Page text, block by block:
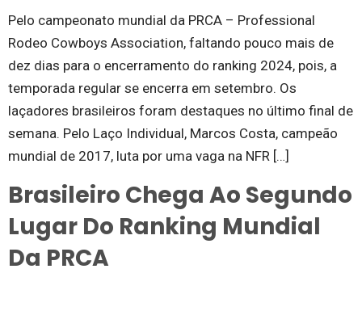
Pelo campeonato mundial da PRCA – Professional
Rodeo Cowboys Association, faltando pouco mais de
dez dias para o encerramento do ranking 2024, pois, a
temporada regular se encerra em setembro. Os
laçadores brasileiros foram destaques no último final de
semana. Pelo Laço Individual, Marcos Costa, campeão
mundial de 2017, luta por uma vaga na NFR […]
Brasileiro Chega Ao Segundo
Lugar Do Ranking Mundial
Da PRCA